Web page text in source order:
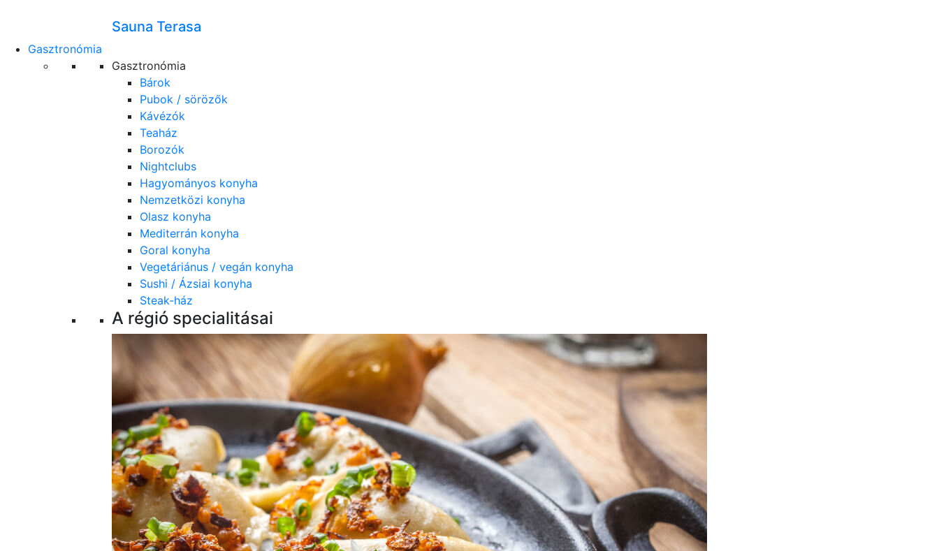
Sauna Terasa
Gasztronómia
Gasztronómia
Bárok
Pubok / sörözők
Kávézók
Teaház
Borozók
Nightclubs
Hagyományos konyha
Nemzetközi konyha
Olasz konyha
Mediterrán konyha
Goral konyha
Vegetáriánus / vegán konyha
Sushi / Ázsiai konyha
Steak-ház
A régió specialitásai